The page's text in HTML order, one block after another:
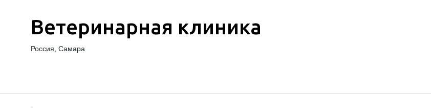
Ветеринарная клиника
Россия, Самара